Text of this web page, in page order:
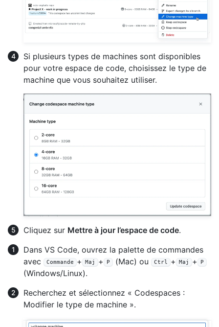
Si plusieurs types de machines sont disponibles
pour votre espace de code, choisissez le type de
machine que vous souhaitez utiliser.
Cliquez sur Mettre à jour l’espace de code.
Dans VS Code, ouvrez la palette de commandes
avec
Commande + Maj + P (Mac) ou Ctrl + Maj + P
(Windows/Linux).
Recherchez et sélectionnez « Codespaces :
Modifier le type de machine ».